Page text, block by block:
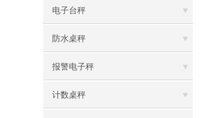
电子台秤
防水桌秤
报警电子秤
计数桌秤